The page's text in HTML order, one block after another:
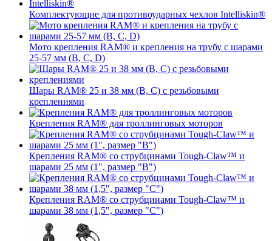
Комплектующие для противоударных чехлов Intelliskin®
Мото крепления RAM® и крепления на трубу с шарами
25-57 мм (B, C, D)
Шары RAM® 25 и 38 мм (B, C) с резьбовыми
креплениями
Крепления RAM® для троллинговых моторов
Крепления RAM® со струбцинами Tough-Claw™ и
шарами 25 мм (1", размер "B")
Крепления RAM® со струбцинами Tough-Claw™ и
шарами 38 мм (1,5", размер "C")